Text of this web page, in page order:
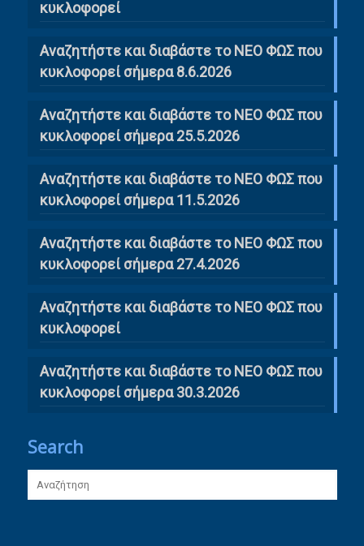
κυκλοφορεί
Αναζητήστε και διαβάστε το ΝΕΟ ΦΩΣ που
κυκλοφορεί σήμερα 8.6.2026
Αναζητήστε και διαβάστε το ΝΕΟ ΦΩΣ που
κυκλοφορεί σήμερα 25.5.2026
Αναζητήστε και διαβάστε το ΝΕΟ ΦΩΣ που
κυκλοφορεί σήμερα 11.5.2026
Αναζητήστε και διαβάστε το ΝΕΟ ΦΩΣ που
κυκλοφορεί σήμερα 27.4.2026
Αναζητήστε και διαβάστε το ΝΕΟ ΦΩΣ που
κυκλοφορεί
Αναζητήστε και διαβάστε το ΝΕΟ ΦΩΣ που
κυκλοφορεί σήμερα 30.3.2026
Search